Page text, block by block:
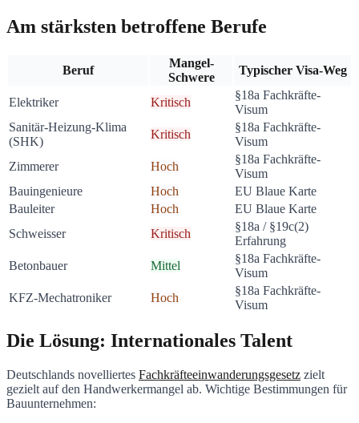
Am stärksten betroffene Berufe
Beruf
Mangel-
Schwere
Typischer Visa-Weg
Elektriker Kritisch
§18a Fachkräfte-
Visum
Sanitär-Heizung-Klima
(SHK)
Kritisch
§18a Fachkräfte-
Visum
Zimmerer
Hoch
§18a Fachkräfte-
Visum
Bauingenieure
Hoch
EU Blaue Karte
Bauleiter
Hoch
EU Blaue Karte
Schweisser
Kritisch
§18a / §19c(2)
Erfahrung
Betonbauer
Mittel
§18a Fachkräfte-
Visum
KFZ-Mechatroniker
Hoch
§18a Fachkräfte-
Visum
Die Lösung: Internationales Talent
Deutschlands novelliertes Fachkräfteeinwanderungsgesetz zielt
gezielt auf den Handwerkermangel ab. Wichtige Bestimmungen für
Bauunternehmen: